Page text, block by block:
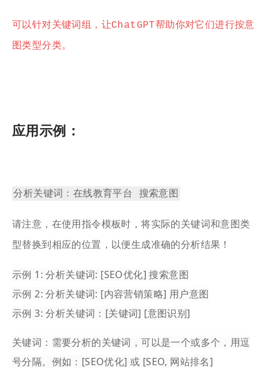
可以针对关键词组，让ChatGPT帮助你对它们进行按意
图类型分类。
应用示例：
分析关键词：在线教育平台 搜索意图
请注意，在使用指令模板时，将实际的关键词和意图类
型替换到相应的位置，以便生成准确的分析结果！
示例 1: 分析关键词: [SEO优化] 搜索意图
示例 2: 分析关键词: [内容营销策略] 用户意图
示例 3: 分析关键词：[关键词] [意图识别]
关键词：需要分析的关键词，可以是一个或多个，用逗
号分隔。例如：[SEO优化] 或 [SEO, 网站排名]